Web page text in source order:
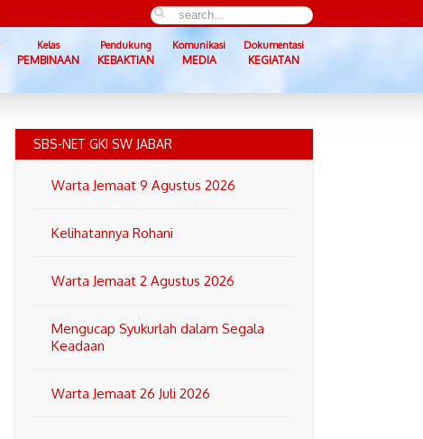
Kelas
PEMBINAAN
Pendukung
KEBAKTIAN
Komunikasi
MEDIA
Dokumentasi
KEGIATAN
SBS-NET GKI SW JABAR
Warta Jemaat 9 Agustus 2026
Kelihatannya Rohani
Warta Jemaat 2 Agustus 2026
Mengucap Syukurlah dalam Segala
Keadaan
Warta Jemaat 26 Juli 2026